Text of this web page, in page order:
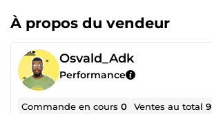
À propos du vendeur
Osvald_Adk
Performance
Commande en cours0 Ventes au total9